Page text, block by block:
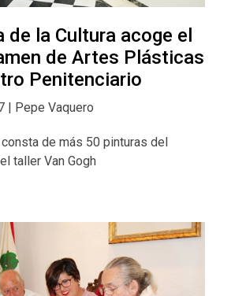
de la Cultura acoge el
de Artes Plásticas
Penitenciario
| Pepe Vaquero
de más 50 pinturas del
taller Van Gogh